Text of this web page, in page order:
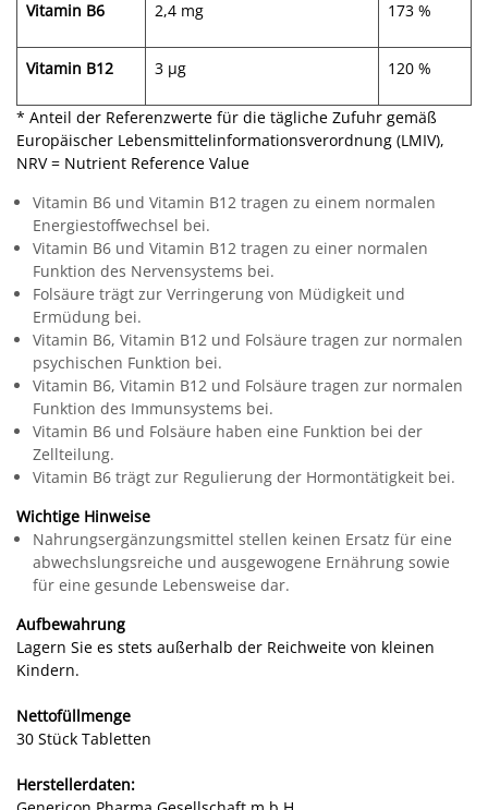
Vitamin B6 2,4 mg 173 %
Vitamin B12 3 µg 120 %
* Anteil der Referenzwerte für die tägliche Zufuhr gemäß
Europäischer Lebensmittelinformationsverordnung (LMIV),
NRV = Nutrient Reference Value
Vitamin B6 und Vitamin B12 tragen zu einem normalen
Energiestoffwechsel bei.
Vitamin B6 und Vitamin B12 tragen zu einer normalen
Funktion des Nervensystems bei.
Folsäure trägt zur Verringerung von Müdigkeit und
Ermüdung bei.
Vitamin B6, Vitamin B12 und Folsäure tragen zur normalen
psychischen Funktion bei.
Vitamin B6, Vitamin B12 und Folsäure tragen zur normalen
Funktion des Immunsystems bei.
Vitamin B6 und Folsäure haben eine Funktion bei der
Zellteilung.
Vitamin B6 trägt zur Regulierung der Hormontätigkeit bei.
Wichtige Hinweise
Nahrungsergänzungsmittel stellen keinen Ersatz für eine
abwechslungsreiche und ausgewogene Ernährung sowie
für eine gesunde Lebensweise dar.
Aufbewahrung
Lagern Sie es stets außerhalb der Reichweite von kleinen
Kindern.
Nettofüllmenge
30 Stück Tabletten
Herstellerdaten: